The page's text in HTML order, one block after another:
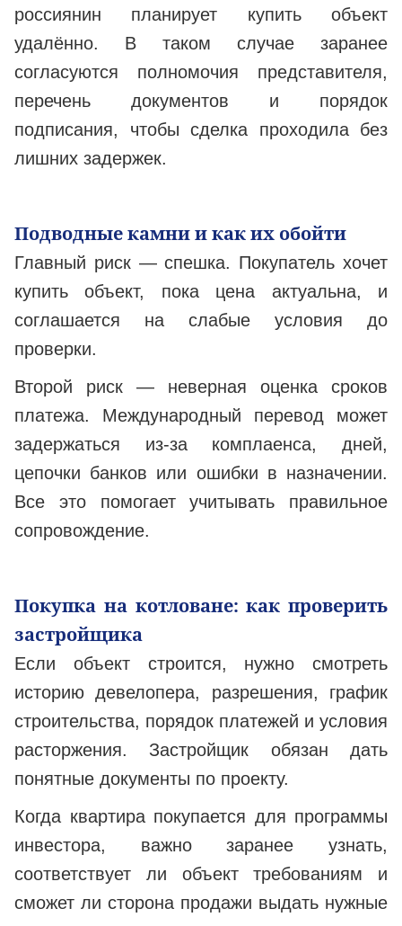
россиянин планирует купить объект
удалённо. В таком случае заранее
согласуются полномочия представителя,
перечень документов и порядок
подписания, чтобы сделка проходила без
лишних задержек.
Подводные камни и как их обойти
Главный риск — спешка. Покупатель хочет
купить объект, пока цена актуальна, и
соглашается на слабые условия до
проверки.
Второй риск — неверная оценка сроков
платежа. Международный перевод может
задержаться из-за комплаенса, дней,
цепочки банков или ошибки в назначении.
Все это помогает учитывать правильное
сопровождение.
Покупка на котловане: как проверить
застройщика
Если объект строится, нужно смотреть
историю девелопера, разрешения, график
строительства, порядок платежей и условия
расторжения. Застройщик обязан дать
понятные документы по проекту.
Когда квартира покупается для программы
инвестора, важно заранее узнать,
соответствует ли объект требованиям и
сможет ли сторона продажи выдать нужные